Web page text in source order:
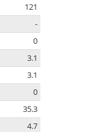
121
-
0
3.1
3.1
0
35.3
4.7